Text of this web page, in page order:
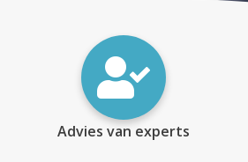
Advies van experts